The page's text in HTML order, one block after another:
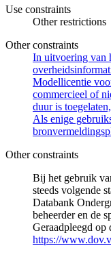
Use constraints
Other restrictions
Other constraints
In uitvoering van
Modellicentie
commercieel of
duur is
Als enige
Other constraints
Bij het gebruik
steeds volgende
Databank
beheerder en de
Geraadpleegd
https://